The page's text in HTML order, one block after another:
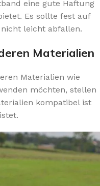
eine gute Haftung
Es sollte fest auf
leicht abfallen.
Materialien
Materialien wie
möchten, stellen
kompatibel ist